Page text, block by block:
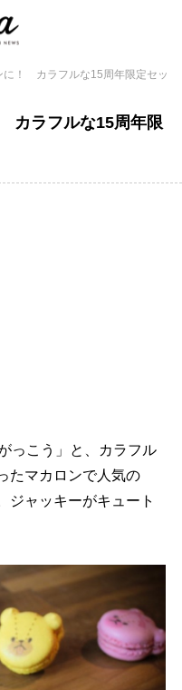
に！ カラフルな15周年限定セッ
カラフルな15周年限
っこう」と、カラフル
たマカロンで人気の
ジャッキーがキュート